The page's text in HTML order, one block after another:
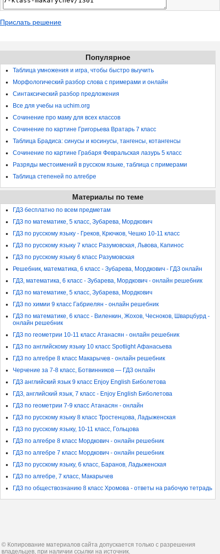
Прислать решение
Популярное
Таблица умножения и игра, чтобы быстро выучить
Морфологический разбор слова с примерами и онлайн
Синтаксический разбор предложения
Все для учебы на uchim.org
Сочинение про маму для всех классов
Сочинение по картине Григорьева Вратарь 7 класс
Таблица Брадиса: синусы и косинусы, тангенсы, котангенсы
Сочинение по картине Грабаря Февральская лазурь 5 класс
Разряды местоимений в русском языке, таблица с примерами
Таблица степеней по алгебре
Материалы по теме
ГДЗ бесплатно по всем предметам
ГДЗ по математике, 5 класс, Зубарева, Мордкович
ГДЗ по русскому языку - Греков, Крючков, Чешко 10-11 класс
ГДЗ по русскому языку 7 класс Разумовская, Львова, Капинос
ГДЗ по русскому языку 6 класс Разумовская
Решебник, математика, 6 класс - Зубарева, Мордкович - ГДЗ онлайн
ГДЗ, математика, 6 класс - Зубарева, Мордкович - онлайн решебник
ГДЗ по математике, 5 класс, Зубарева, Мордкович
ГДЗ по химии 9 класс Габриелян - онлайн решебник
ГДЗ по математике, 6 класс - Виленкин, Жохов, Чесноков, Шварцбурд -
онлайн решебник
ГДЗ по геометрии 10-11 класс Атанасян - онлайн решебник
ГДЗ по английскому языку 10 класс Spotlight Афанасьева
ГДЗ по алгебре 8 класс Макарычев - онлайн решебник
Черчение за 7-8 класс, Ботвинников — ГДЗ онлайн
ГДЗ английский язык 9 класс Enjoy English Биболетова
ГДЗ, английский язык, 7 класс - Enjoy English Биболетова
ГДЗ по геометрии 7-9 класс Атанасян - онлайн
ГДЗ по русскому языку 8 класс Тростенцова, Ладыженская
ГДЗ по русскому языку, 10-11 класс, Гольцова
ГДЗ по алгебре 8 класс Мордкович - онлайн решебник
ГДЗ по алгебре 7 класс Мордкович - онлайн решебник
ГДЗ по русскому языку, 6 класс, Баранов, Ладыженская
ГДЗ по алгебре, 7 класс, Макарычев
ГДЗ по обществознанию 8 класс Хромова - ответы на рабочую тетрадь
© Копирование материалов сайта допускается только с разрешения
владельцев, при наличии ссылки на источник.